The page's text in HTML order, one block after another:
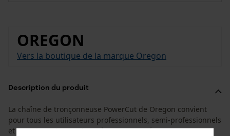
OREGON
Vers la boutique de la marque Oregon
Description du produit
La chaîne de tronçonneuse PowerCut de Oregon convient
pour tous les utilisateurs professionnels, semi-professionnels
et occasionnels. Ses dents à gouges carrées sont